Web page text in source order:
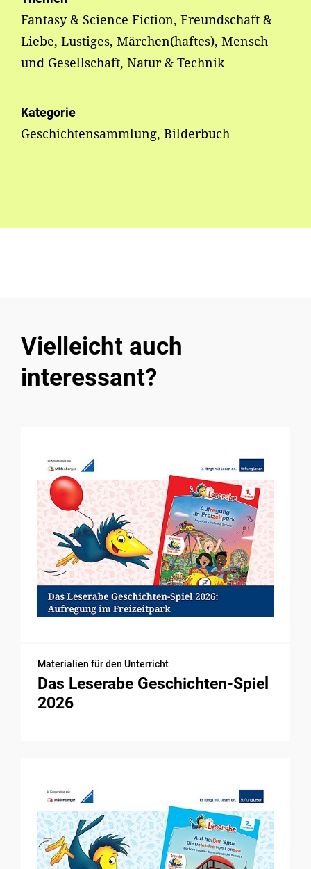
Fantasy & Science Fiction, Freundschaft &
Liebe, Lustiges, Märchen(haftes), Mensch
und Gesellschaft, Natur & Technik
Kategorie
Geschichtensammlung, Bilderbuch
Vielleicht auch
interessant?
Materialien für den Unterricht
Das Leserabe Geschichten-Spiel
2026